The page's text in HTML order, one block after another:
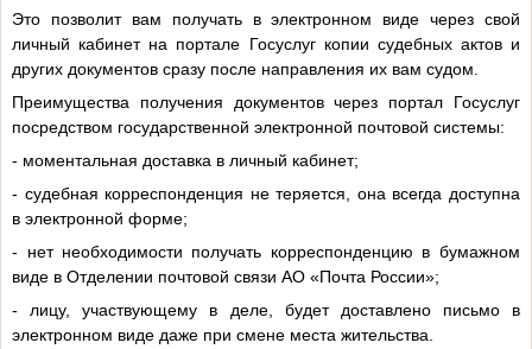
Это позволит вам получать в электронном виде через свой
личный кабинет на портале Госуслуг копии судебных актов и
других документов сразу после направления их вам судом.
Преимущества получения документов через портал Госуслуг
посредством государственной электронной почтовой системы:
- моментальная доставка в личный кабинет;
- судебная корреспонденция не теряется, она всегда доступна
в электронной форме;
- нет необходимости получать корреспонденцию в бумажном
виде в Отделении почтовой связи АО «Почта России»;
- лицу, участвующему в деле, будет доставлено письмо в
электронном виде даже при смене места жительства.